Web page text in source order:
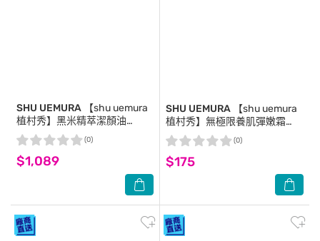
SHU UEMURA 【shu uemura
植村秀】黑米精萃潔顏油
50mlx3+柚子精萃潔顏油
50mlx2 公司貨
$1,089
(0)
SHU UEMURA 【shu uemura
植村秀】無極限養肌彈嫩霜
5ml*2 公司貨 妝前保養打底2合
一
$175
(0)